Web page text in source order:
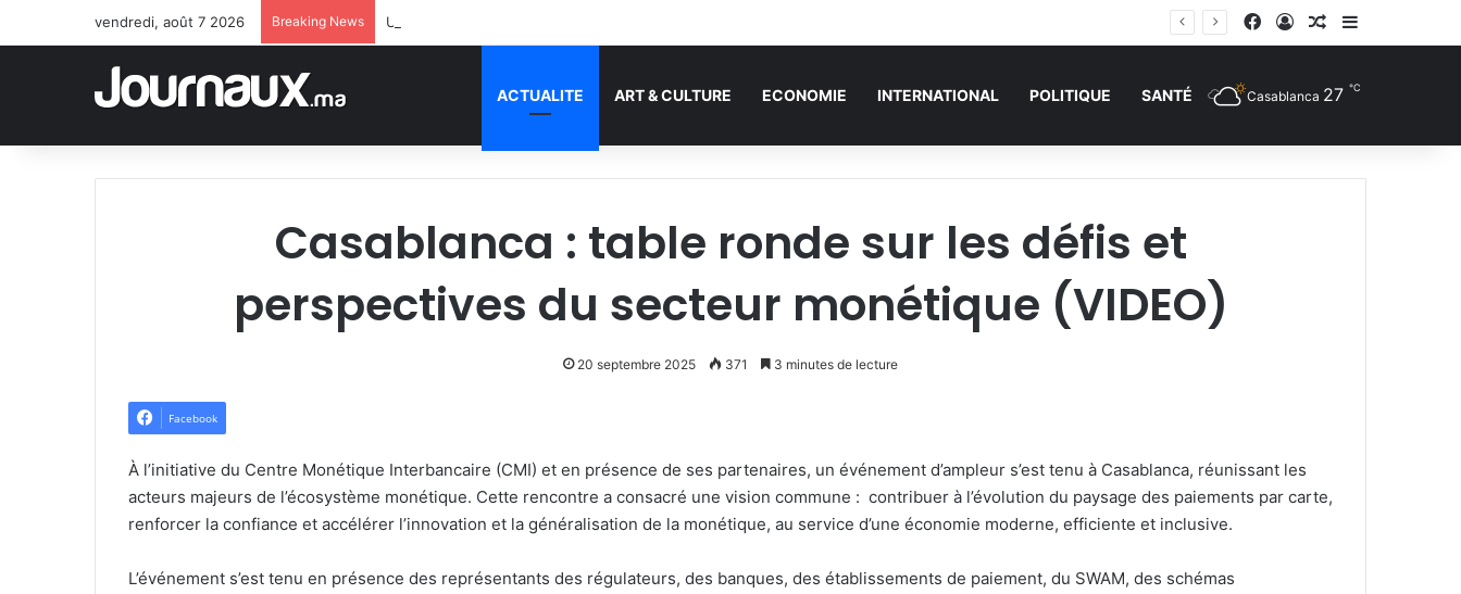
vendredi, août 7 2026 Breaking News Une juridiction française annule l’interdiction du burkini sur une plage Facebook
Connexion
Article Aléatoire
Sidebar
ACTUALITE ART & CULTURE ECONOMIE INTERNATIONAL POLITIQUE SANTÉ Casablanca 27 ℃
Casablanca : table ronde sur les défis et
perspectives du secteur monétique (VIDEO)
20 septembre 2025 371 3 minutes de lecture
Facebook
À l’initiative du Centre Monétique Interbancaire (CMI) et en présence de ses partenaires, un événement d’ampleur s’est tenu à Casablanca, réunissant les
acteurs majeurs de l’écosystème monétique. Cette rencontre a consacré une vision commune : contribuer à l’évolution du paysage des paiements par carte,
renforcer la confiance et accélérer l’innovation et la généralisation de la monétique, au service d’une économie moderne, efficiente et inclusive.
L’événement s’est tenu en présence des représentants des régulateurs, des banques, des établissements de paiement, du SWAM, des schémas